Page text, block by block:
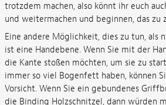
trotzdem machen, also könnt ihr euch
und weitermachen und beginnen, das zu
Eine andere Möglichkeit, dies zu tun, als
ist eine Handebene. Wenn Sie mit der
die Kante stoßen möchten, um sie zu
immer so viel Bogenfett haben, können
Vorsicht. Wenn Sie ein gebundenes
die Binding Holzschnitzel, dann würden